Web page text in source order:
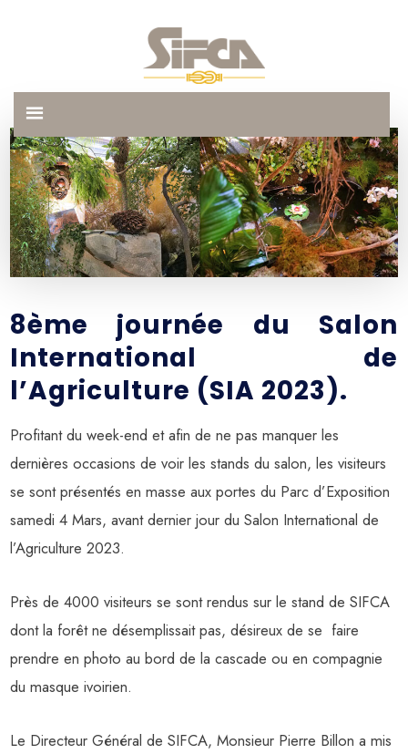
8ème journée du Salon
International de
l’Agriculture (SIA 2023).
Profitant du week-end et afin de ne pas manquer les
dernières occasions de voir les stands du salon, les visiteurs
se sont présentés en masse aux portes du Parc d’Exposition
samedi 4 Mars, avant dernier jour du Salon International de
l’Agriculture 2023.
Près de 4000 visiteurs se sont rendus sur le stand de SIFCA
dont la forêt ne désemplissait pas, désireux de se faire
prendre en photo au bord de la cascade ou en compagnie
du masque ivoirien.
Le Directeur Général de SIFCA, Monsieur Pierre Billon a mis